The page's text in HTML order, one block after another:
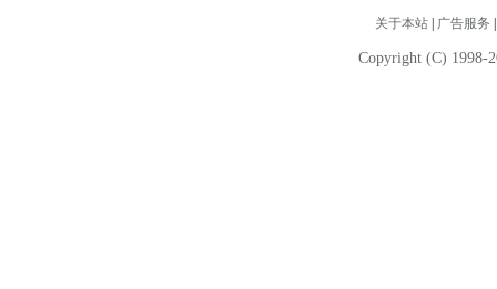
关于本站| 广告服务
Copyright (C) 1998-